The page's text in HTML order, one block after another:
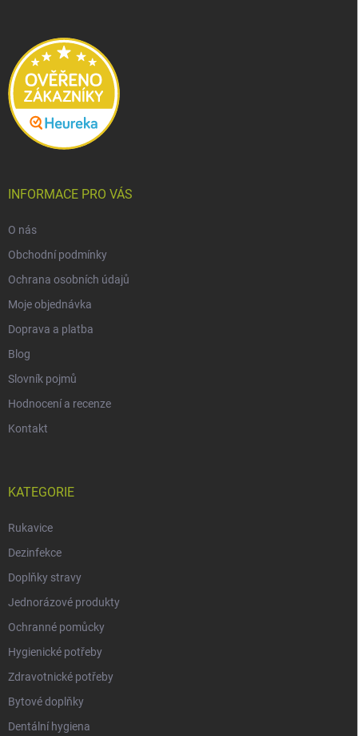
INFORMACE PRO VÁS
O nás
Obchodní podmínky
Ochrana osobních údajů
Moje objednávka
Doprava a platba
Blog
Slovník pojmů
Hodnocení a recenze
Kontakt
KATEGORIE
Rukavice
Dezinfekce
Doplňky stravy
Jednorázové produkty
Ochranné pomůcky
Hygienické potřeby
Zdravotnické potřeby
Bytové doplňky
Dentální hygiena